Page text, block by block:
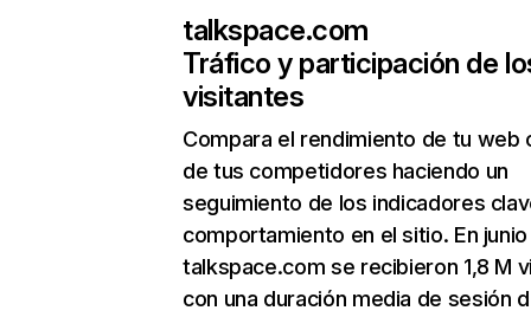
talkspace.com
Tráfico y participación de
visitantes
Compara el rendimiento de tu web
de tus competidores haciendo un
seguimiento de los indicadores
comportamiento en el sitio. En junio
talkspace.com se recibieron 1,8 M
con una duración media de sesión